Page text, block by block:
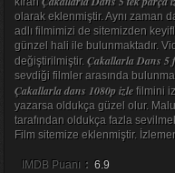
olarak eklenmiştir. Aynı zaman
adlı filmimizi de sitemizden
günzel hali ile bulunmaktadır.
değiştirilmiştir. Çakallarla Dans 5
sevdiği filmler arasında
Çakallarla dans 1080p izlefilmini
yazarsa oldukça güzel olur.
tarafından oldukça fazla
Film sitemize eklenmiştir.
IMDB Puanı : 6.9